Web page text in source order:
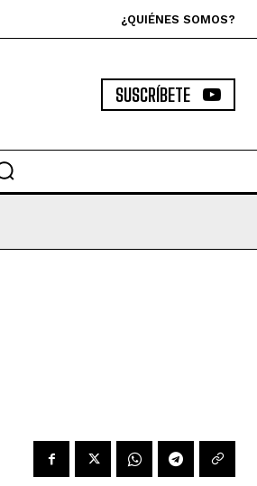
¿QUIÉNES SOMOS?
SUSCRÍBETE